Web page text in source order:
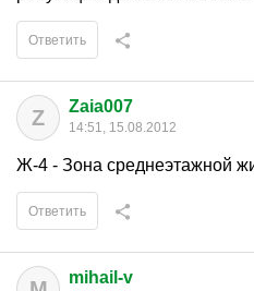
Ответить
Z Zaia007
14:51, 15.08.2012
Ж-4 - Зона среднеэтажной
Ответить
mihail-v